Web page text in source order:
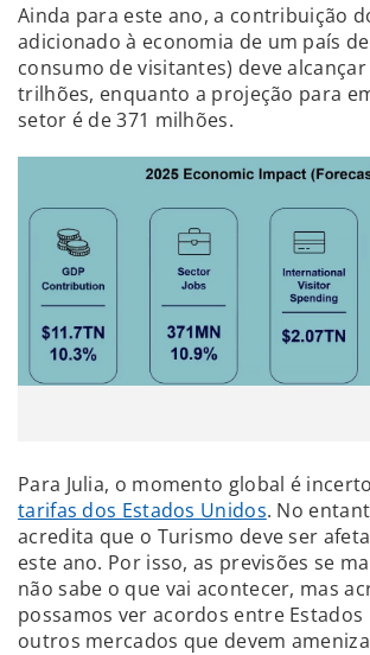
Ainda para este ano, a contribuição
adicionado à economia de um país
consumo de visitantes) deve alcançar
trilhões, enquanto a projeção para
setor é de 371 milhões.
Para Julia, o momento global é
tarifas dos Estados Unidos. No
acredita que o Turismo deve ser
este ano. Por isso, as previsões se
não sabe o que vai acontecer, mas
possamos ver acordos entre Estados
outros mercados que devem